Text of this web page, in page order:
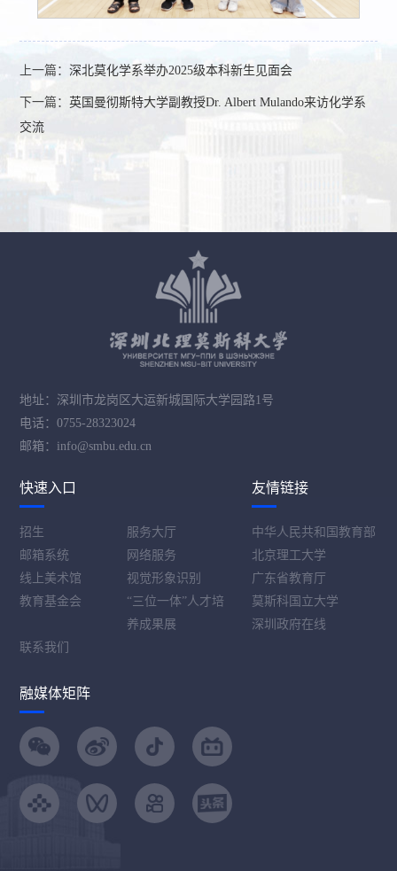
上一篇：深北莫化学系举办2025级本科新生见面会
下一篇：英国曼彻斯特大学副教授Dr. Albert Mulando来访化学系
交流
地址：深圳市龙岗区大运新城国际大学园路1号
电话：0755-28323024
邮箱：info@smbu.edu.cn
快速入口
招生
服务大厅
邮箱系统
网络服务
线上美术馆
视觉形象识别
教育基金会
“三位一体”人才培
养成果展
联系我们
友情链接
中华人民共和国教育部
北京理工大学
广东省教育厅
莫斯科国立大学
深圳政府在线
融媒体矩阵